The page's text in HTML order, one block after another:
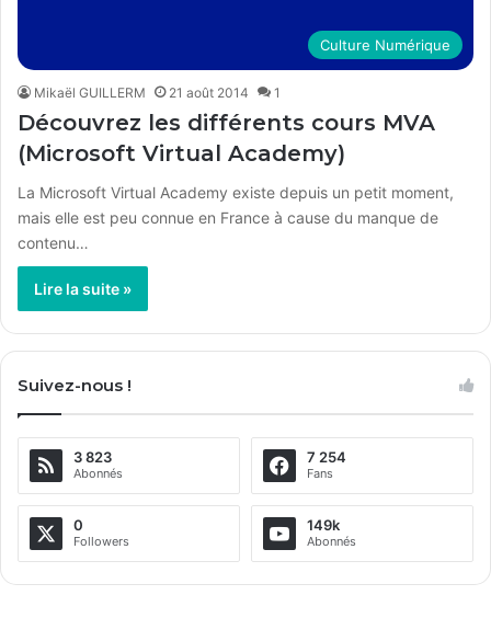
Culture Numérique
Mikaël GUILLERM 21 août 2014 1
Découvrez les différents cours MVA
(Microsoft Virtual Academy)
La Microsoft Virtual Academy existe depuis un petit moment,
mais elle est peu connue en France à cause du manque de
contenu…
Lire la suite »
Suivez-nous !
3 823
Abonnés
7 254
Fans
0
Followers
149k
Abonnés